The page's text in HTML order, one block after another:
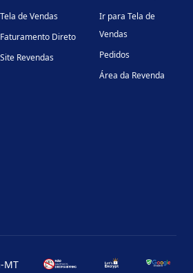
Tela de Vendas
Faturamento Direto
Site Revendas
Ir para Tela de
Vendas
Pedidos
Área da Revenda
MT